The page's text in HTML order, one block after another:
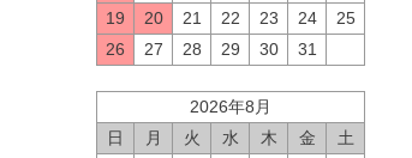
19
20 21 22 23 24
25
26
27 28 29 30 31
2026年8月
日
月 火 水 木 金
土